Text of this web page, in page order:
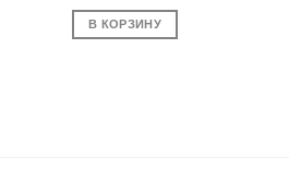
В КОРЗИНУ